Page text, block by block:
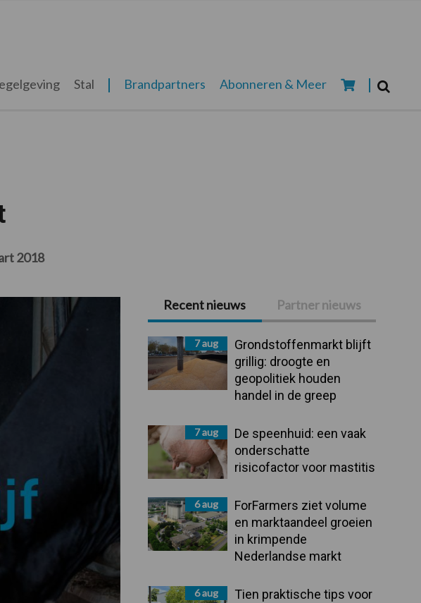
Stal Brandpartners Abonneren & Meer
2018
Primaire
Sidebar
Recent nieuws Partner nieuws
7 aug
Grondstoffenmarkt blijft
grillig: droogte en
geopolitiek houden
handel in de greep
7 aug
De speenhuid: een vaak
onderschatte
risicofactor voor mastitis
6 aug
ForFarmers ziet volume
en marktaandeel groeien
in krimpende
Nederlandse markt
6 aug
Tien praktische tips voor